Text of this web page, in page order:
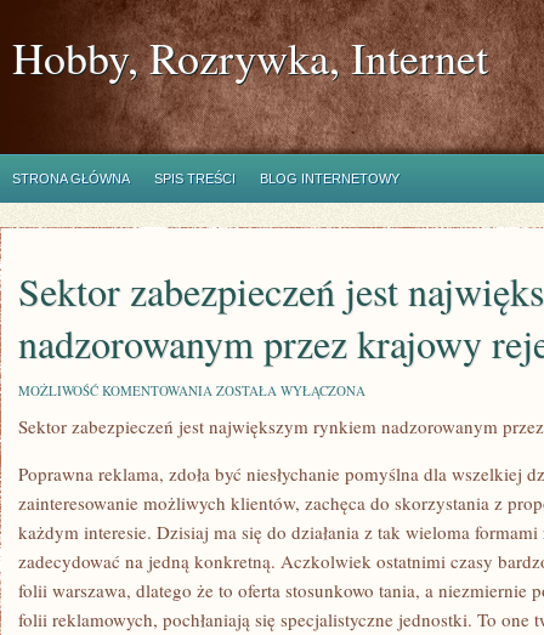
Hobby, Rozrywka, Internet
STRONA GŁÓWNA SPIS TREŚCI BLOG INTERNETOWY
Sektor zabezpieczeń jest
nadzorowanym przez krajowy
MOŻLIWOŚĆ KOMENTOWANIA SEKTOR
JEST
NAJWIĘKSZYM
NADZOROWANYM
PRZEZ
REJESTR
FINANSOWY
ZOSTAŁA WYŁĄCZONA
Sektor zabezpieczeń jest największym rynkiem nadzorowanym
Poprawna reklama, zdoła być niesłychanie pomyślna dla wszelkiej
zainteresowanie możliwych klientów, zachęca do skorzystania z
każdym interesie. Dzisiaj ma się do działania z tak wieloma
zadecydować na jedną konkretną. Aczkolwiek ostatnimi czasy
folii warszawa, dlatego że to oferta stosunkowo tania, a niezmiernie
folii reklamowych, pochłaniają się specjalistyczne jednostki. To one